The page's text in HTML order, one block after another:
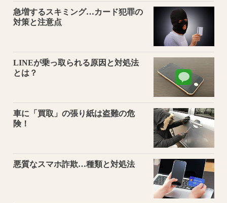
急増するスキミング…カード犯罪の
対策と注意点
LINEが乗っ取られる原因と対処法
とは？
車に「買取」の張り紙は盗難の危
険！
悪質なスマホ詐欺…種類と対処法